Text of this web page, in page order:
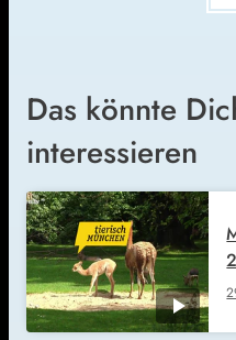
Das könnte
interessieren